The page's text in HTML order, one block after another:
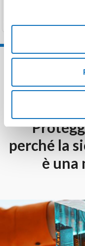
perché la
è una